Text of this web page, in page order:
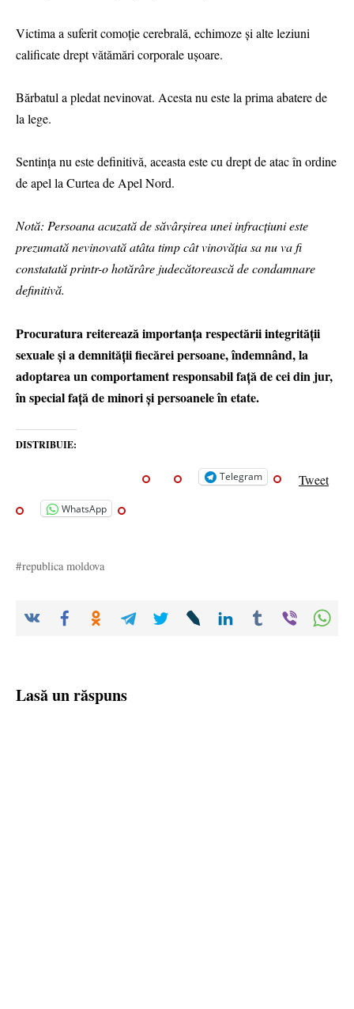
Victima a suferit comoție cerebrală, echimoze și alte leziuni
calificate drept vătămări corporale ușoare.
Bărbatul a pledat nevinovat. Acesta nu este la prima abatere de
la lege.
Sentința nu este definitivă, aceasta este cu drept de atac în ordine
de apel la Curtea de Apel Nord.
Notă: Persoana acuzată de săvârșirea unei infracțiuni este
prezumată nevinovată atâta timp cât vinovăția sa nu va fi
constatată printr-o hotărâre judecătorească de condamnare
definitivă.
Procuratura reiterează importanța respectării integrității
sexuale și a demnității fiecărei persoane, îndemnând, la
adoptarea un comportament responsabil față de cei din jur,
în special față de minori și persoanele în etate.
DISTRIBUIE:
Telegram Tweet
WhatsApp
republica moldova
Lasă un răspuns